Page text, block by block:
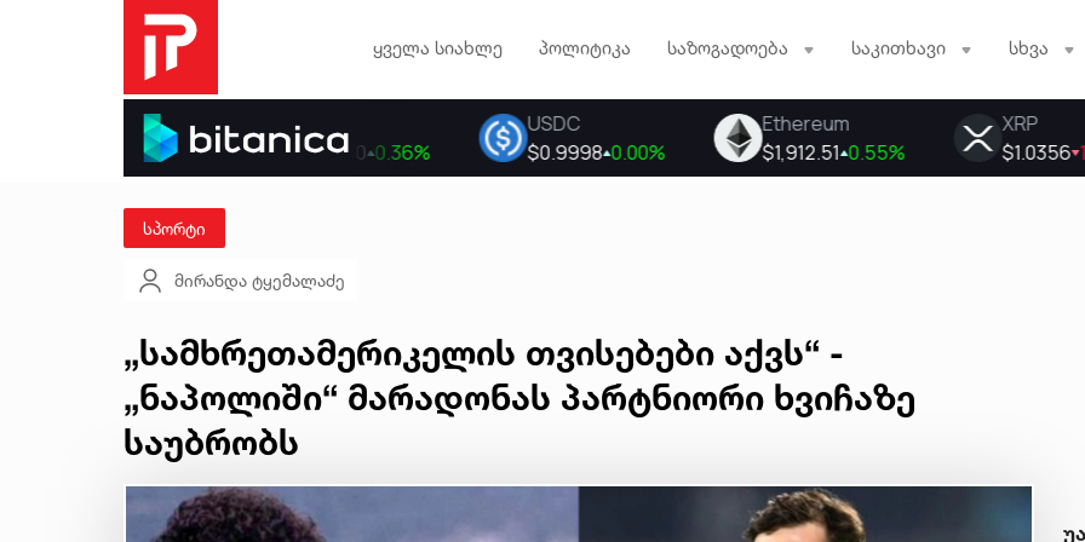
ყველა სიახლე პოლიტიკა საზოგადოება საკითხავი სხვა
სპორტი
მირანდა ტყემალაძე
„სამხრეთამერიკელის თვისებები აქვს“ -
„ნაპოლიში“ მარადონას პარტნიორი ხვიჩაზე
საუბრობს